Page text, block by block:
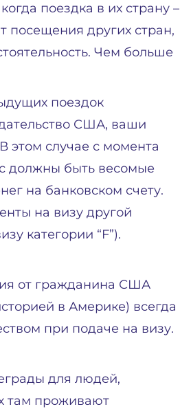
поездка в их страну –
посещения других стран,
Чем больше
поездок
США, ваши
этом случае с момента
должны быть весомые
на банковском счету.
на визу другой
категории “F”).
от гражданина США
в Америке) всегда
при подаче на визу.
для людей,
там проживают